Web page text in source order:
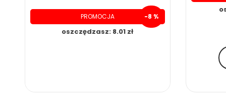
PROMOCJA -8 %
oszczędzasz: 8.01 zł